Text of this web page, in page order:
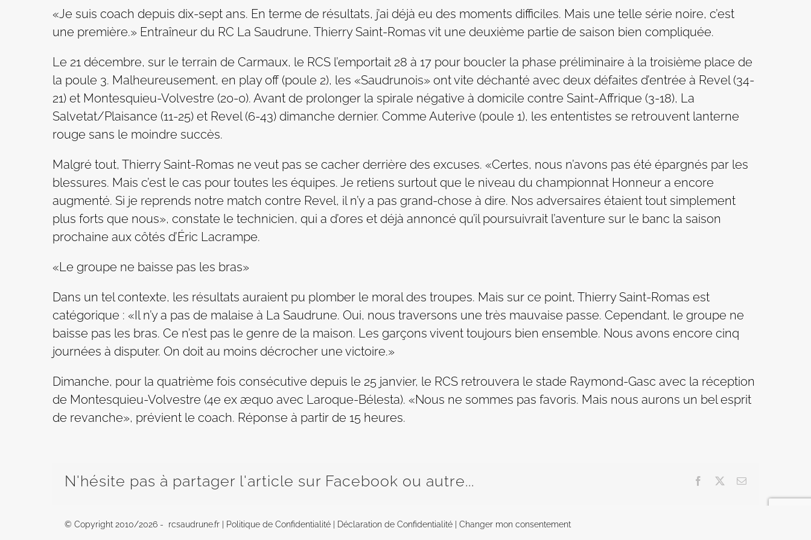
«Je suis coach depuis dix-sept ans. En terme de résultats, j’ai déjà eu des moments difficiles. Mais une telle série noire, c’est
une première.» Entraîneur du RC La Saudrune, Thierry Saint-Romas vit une deuxième partie de saison bien compliquée.
Le 21 décembre, sur le terrain de Carmaux, le RCS l’emportait 28 à 17 pour boucler la phase préliminaire à la troisième place de
la poule 3. Malheureusement, en play off (poule 2), les «Saudrunois» ont vite déchanté avec deux défaites d’entrée à Revel (34-
21) et Montesquieu-Volvestre (20-0). Avant de prolonger la spirale négative à domicile contre Saint-Affrique (3-18), La
Salvetat/Plaisance (11-25) et Revel (6-43) dimanche dernier. Comme Auterive (poule 1), les ententistes se retrouvent lanterne
rouge sans le moindre succès.
Malgré tout, Thierry Saint-Romas ne veut pas se cacher derrière des excuses. «Certes, nous n’avons pas été épargnés par les
blessures. Mais c’est le cas pour toutes les équipes. Je retiens surtout que le niveau du championnat Honneur a encore
augmenté. Si je reprends notre match contre Revel, il n’y a pas grand-chose à dire. Nos adversaires étaient tout simplement
plus forts que nous», constate le technicien, qui a d’ores et déjà annoncé qu’il poursuivrait l’aventure sur le banc la saison
prochaine aux côtés d’Éric Lacrampe.
«Le groupe ne baisse pas les bras»
Dans un tel contexte, les résultats auraient pu plomber le moral des troupes. Mais sur ce point, Thierry Saint-Romas est
catégorique : «Il n’y a pas de malaise à La Saudrune. Oui, nous traversons une très mauvaise passe. Cependant, le groupe ne
baisse pas les bras. Ce n’est pas le genre de la maison. Les garçons vivent toujours bien ensemble. Nous avons encore cinq
journées à disputer. On doit au moins décrocher une victoire.»
Dimanche, pour la quatrième fois consécutive depuis le 25 janvier, le RCS retrouvera le stade Raymond-Gasc avec la réception
de Montesquieu-Volvestre (4e ex æquo avec Laroque-Bélesta). «Nous ne sommes pas favoris. Mais nous aurons un bel esprit
de revanche», prévient le coach. Réponse à partir de 15 heures.
N'hésite pas à partager l'article sur Facebook ou autre... Facebook Email
© Copyright 2010/2026 - rcsaudrune.fr | Politique de Confidentialité Déclaration de Confidentialité |Changer mon consentement